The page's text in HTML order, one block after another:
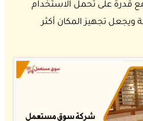
قدرة على تحمل الاستخدام
ويجعل تجهيز المكان أكثر